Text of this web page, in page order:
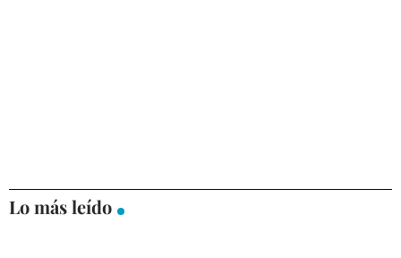
Lo más leído